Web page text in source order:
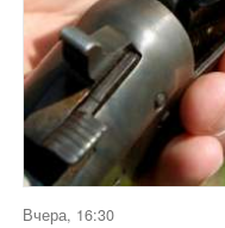
Вчера, 16:30